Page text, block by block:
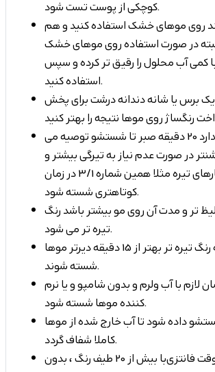
کوچکی از پوست تست شود.
روی موهای خشک استفاده کنید و هم
در صورت استفاده روی موهای خشک
کمی آب محلول را رقیق تر کرده و سپس
استفاده کنید.
یک برس یا شانه دندانه درشت برای پخش
مدت زمان استاندارد 20 دقیقه صبر تا شستشو توصیه می
در صورت عدم نیاز به تیرگی بیشتر و
استفاده از شمارهای تیره مثلا همین شماره 3/1 در زمان
کوتاهتری شسته شود.
تر و مدت آن روی مو بیشتر باشد رنگ
تیره تر می شود.
برای رسیدن به رنگ تیره تر بهتر از 15 دقیقه دیرتر موها
شسته شوند.
لازم با آب ولرم و بدون شامپو و یا نرم
کننده موها شسته شود.
داده شود تا آب خارج شده از موها
کاملا شفاف گردد.
شامپو رنگ موقت فانتزی با بیش از 20 طیف رنگ ، بدون